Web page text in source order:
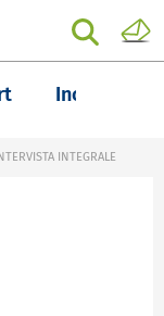
Inchieste
INTEGRALE